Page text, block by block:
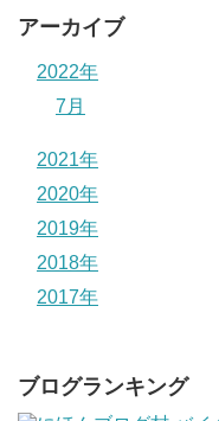
アーカイブ
2022年
7月
2021年
2020年
2019年
2018年
2017年
ブログランキング